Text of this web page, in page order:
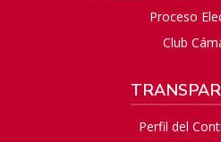
Proceso
Club
Perfil del